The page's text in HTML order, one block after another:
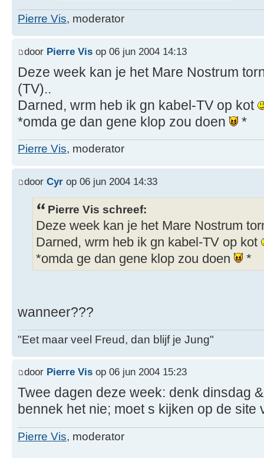
Pierre Vis, moderator
door Pierre Vis op 06 jun 2004 14:13
Deze week kan je het Mare Nostrum
(TV)..
Darned, wrm heb ik gn kabel-TV op kot
*omda ge dan gene klop zou doen
*
Pierre Vis, moderator
door Cyr op 06 jun 2004 14:33
Pierre Vis schreef:
Deze week kan je het Mare Nostrum
Darned, wrm heb ik gn kabel-TV op kot
*omda ge dan gene klop zou doen
*
wanneer???
"Eet maar veel Freud, dan blijf je Jung"
door Pierre Vis op 06 jun 2004 15:23
Twee dagen deze week: denk dinsdag
bennek het nie; moet s kijken op de site
Pierre Vis, moderator